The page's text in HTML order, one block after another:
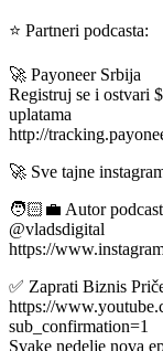
⭐️ Partneri podcasta:
🚀 Payoneer Srbija
Registruj se i ostvari
uplatama
http://
🚀 Sve tajne
🧑🏻‍💼 Autor
@vladsdigital
https://
✅ Zaprati Biznis
https://
sub_confirmation=1
Svake nedelje nova